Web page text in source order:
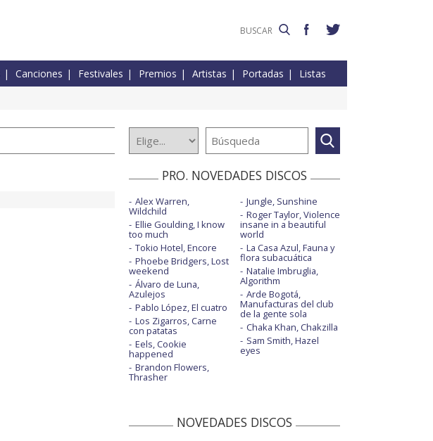
Canciones Festivales Premios Artistas Portadas Listas
PRO. NOVEDADES DISCOS
Alex Warren,
Wildchild
Ellie Goulding, I know
too much
Tokio Hotel, Encore
Phoebe Bridgers, Lost
weekend
Álvaro de Luna,
Azulejos
Pablo López, El cuatro
Los Zigarros, Carne
con patatas
Eels, Cookie
happened
Brandon Flowers,
Thrasher
Jungle, Sunshine
Roger Taylor, Violence
insane in a beautiful
world
La Casa Azul, Fauna y
flora subacuática
Natalie Imbruglia,
Algorithm
Arde Bogotá,
Manufacturas del club
de la gente sola
Chaka Khan, Chakzilla
Sam Smith, Hazel
eyes
NOVEDADES DISCOS